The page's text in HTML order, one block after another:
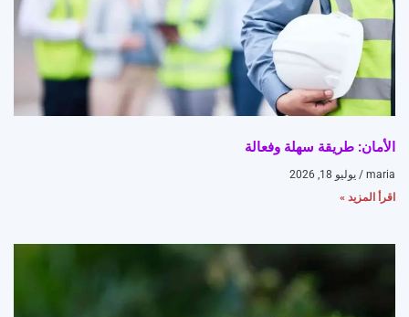
الأمان: طريقة سهلة وفعالة
maria
يوليو 18, 2026
اقرأ المزيد »